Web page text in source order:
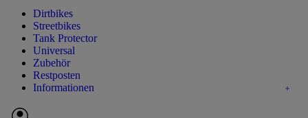
Dirtbikes
Streetbikes
Tank Protector
Universal
Zubehör
Restposten
Informationen